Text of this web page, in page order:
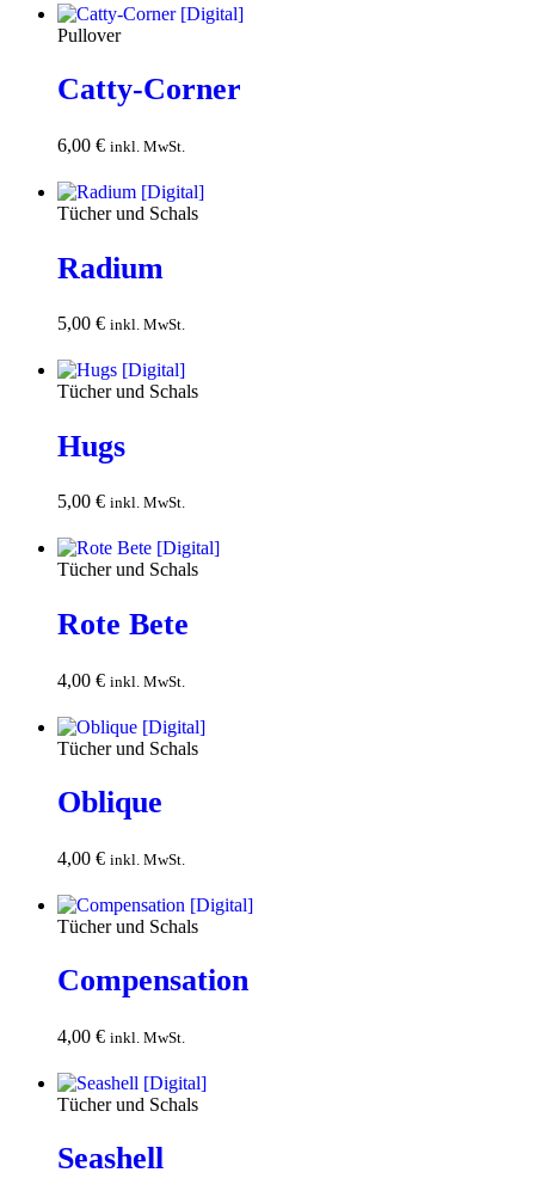
Pullover
Catty-Corner
6,00 € inkl. MwSt.
Tücher und Schals
Radium
5,00 € inkl. MwSt.
Tücher und Schals
Hugs
5,00 € inkl. MwSt.
Tücher und Schals
Rote Bete
4,00 € inkl. MwSt.
Tücher und Schals
Oblique
4,00 € inkl. MwSt.
Tücher und Schals
Compensation
4,00 € inkl. MwSt.
Tücher und Schals
Seashell